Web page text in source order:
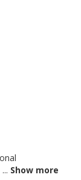
... Show more